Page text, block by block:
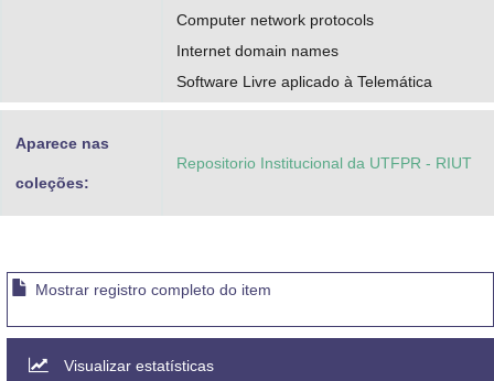
Computer network protocols
Internet domain names
Software Livre aplicado à Telemática
Aparece nas
coleções:
Repositorio Institucional da UTFPR - RIUT
Mostrar registro completo do item
Visualizar estatísticas